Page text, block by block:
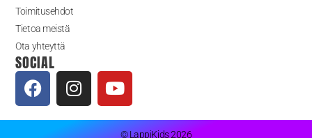
Toimitusehdot
Tietoa meistä
Ota yhteyttä
SOCIAL
© LappiKids 2026